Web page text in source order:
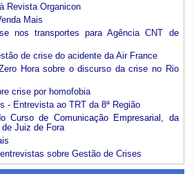
Revista Organicon
Mais
nos transportes para Agência CNT de
de crise do acidente da Air France
Hora sobre o discurso da crise no Rio
crise por homofobia
- Entrevista ao TRT da 8ª Região
Curso de Comunicação Empresarial, da
de Juiz de Fora
sobre Gestão de Crises